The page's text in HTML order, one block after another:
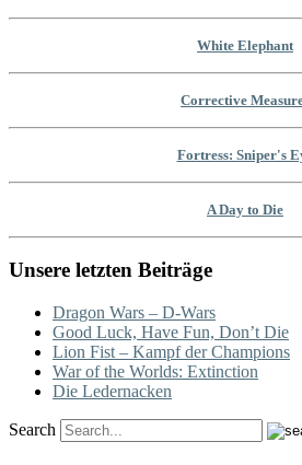
White Elephant
Corrective
Fortress: Sniper's
A Day to Die
Unsere letzten Beiträge
Dragon Wars – D-Wars
Good Luck, Have Fun, Don’t Die
Lion Fist – Kampf der Champions
War of the Worlds: Extinction
Die Ledernacken
Search